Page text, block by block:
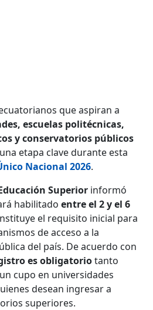
que aspiran a
escuelas politécnicas,
y conservatorios públicos
etapa clave durante esta
Nacional 2026.
Superior informó
habilitadoentre el 2 y el 6
el requisito inicial para
de acceso a la
del país. De acuerdo con
es obligatoriotanto
cupo en universidades
desean ingresar a
superiores.